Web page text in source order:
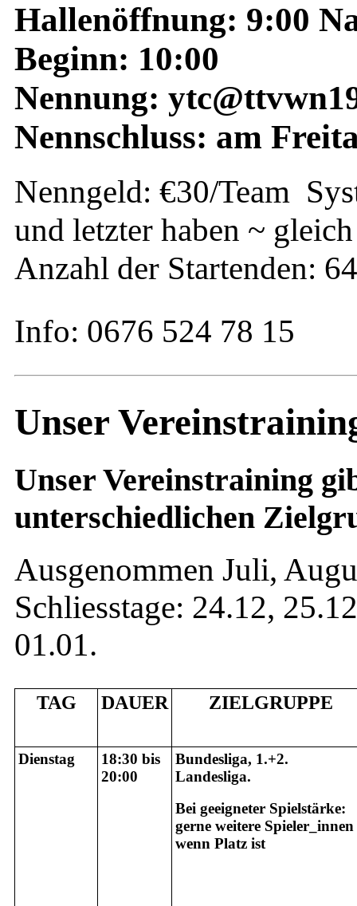
Hallenöffnung: 9:00
Beginn: 10:00
Nennung:
Nennschluss: am
Nenngeld: €30/Team
und letzter haben ~
Anzahl der Startenden: 64
Info: 0676 524 78 15
Unser
Unser Vereinstraining
unterschiedlichen
Ausgenommen Juli,
Schliesstage: 24.12,
01.01.
TAG DAUER ZIELGRUPPE
Dienstag
18:30 bis
20:00
Bundesliga, 1.+2.
Landesliga.
Bei geeigneter Spielstärke:
gerne weitere Spieler_innen
wenn Platz ist